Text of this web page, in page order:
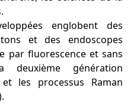
englobent des
et des endoscopes
par fluorescence et sans
deuxième génération
les processus Raman